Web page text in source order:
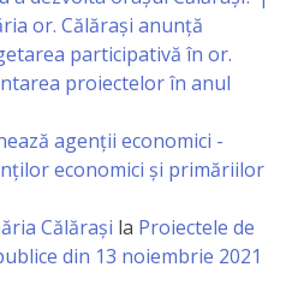
or. Călărași anunță
participativă în or.
proiectelor în anul
agenţii economici -
economici și primăriilor
Călărași la Proiectele de
din 13 noiembrie 2021